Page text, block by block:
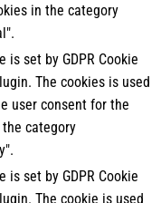
in the category
is set by GDPR Cookie
The cookies is used
user consent for the
category
is set by GDPR Cookie
The cookie is used